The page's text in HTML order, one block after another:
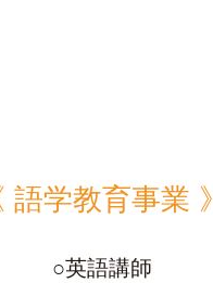
語学教育事業 》
○英語講師